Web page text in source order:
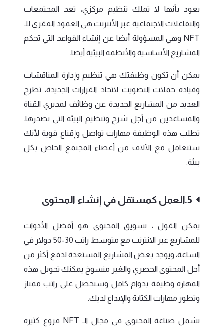
يعود بأنها لا تملك تنظيم مركزي، تعد المجتمعات
والتفاعلات الاجتماعية عبر الأنترنت هي العمود الفقري للـ
NFT وهي المسؤولة أيضا عن إنشاء القواعد التي تحكم
المشاريع الأساسية والأنظمة البيئية أيضا.
يمكن أن تكون وظيفتك هي تنظيم وإدارة المناقشات
وقيادة حملات التصويت لاتخاذ القرارات الجديدة، تطرح
العديد من المشاريع الجديدة عن وظائف لمديري القناة
والمساعدين من أجل شرح وتنظيم البيئة التي تصدرها.
تطلب هذه الوظيفة مهارات تواصل وإقناع قوية لأنك
ستتعامل مع الآلاف من أعضاء المجتمع الخاص بكل
بيئة.
5.العمل كمستقل في إنشاء المحتوى
يمكن القول ، تسويق المحتوى هو أفضل الأدوات
للمشاريع عبر الانترنت مع متوسط راتب 30-50 دولار في
الساعة، ويوجد بعض المشاريع المستعدة لدفع أكثر من
أجل المحتوى الحصري والغير منسوخ يمكنك تحويل هذه
المهارة وظيفة بدوام كامل وستحصل على راتب ممتاز
وتطور مهارات الكتابة والإبداع لديك.
تشمل صناعة المحتوى في مجال الـ NFT فروع كثيرة